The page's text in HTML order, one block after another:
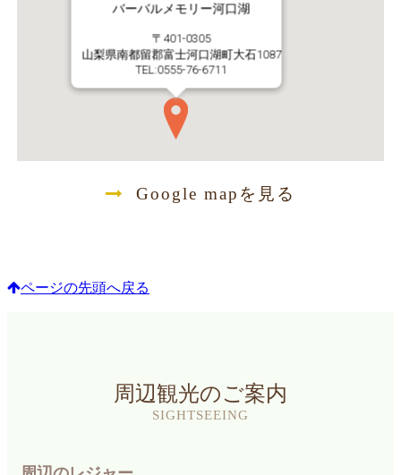
バーバルメモリー河口湖
〒401-0305
山梨県南都留郡富士河口湖町大石1087
TEL:0555-76-6711
Google mapを見る
ページの先頭へ戻る
周辺観光のご案内
SIGHTSEEING